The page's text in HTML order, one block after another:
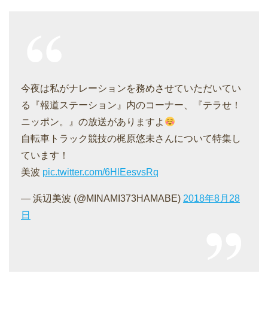
今夜は私がナレーションを務めさせていただいてい
る『報道ステーション』内のコーナー、『テラせ！
ニッポン。』の放送がありますよ
自転車トラック競技の梶原悠未さんについて特集し
ています！
美波 pic.twitter.com/6HlEesvsRq
— 浜辺美波 (@MINAMI373HAMABE) 2018年8月28
日